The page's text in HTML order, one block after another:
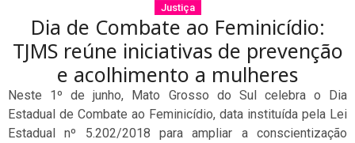
Justiça
Dia de Combate ao Feminicídio:
TJMS reúne iniciativas de prevenção
e acolhimento a mulheres
Neste 1º de junho, Mato Grosso do Sul celebra o Dia
Estadual de Combate ao Feminicídio, data instituída pela Lei
Estadual nº 5.202/2018 para ampliar a conscientização